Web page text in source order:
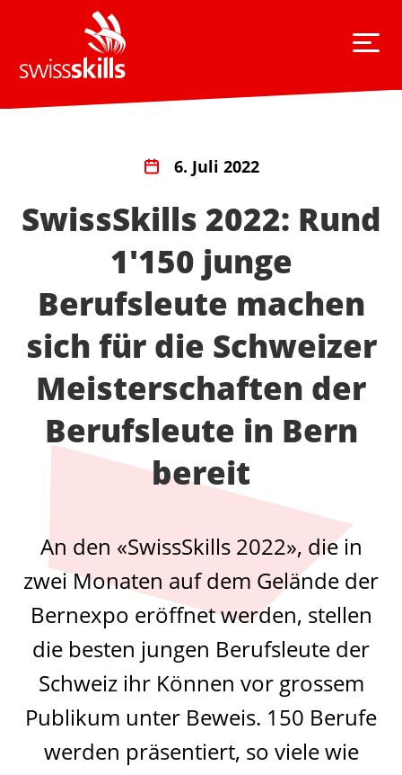
6. Juli 2022
SwissSkills 2022: Rund
1'150 junge
Berufsleute machen
sich für die Schweizer
Meisterschaften der
Berufsleute in Bern
bereit
An den «SwissSkills 2022», die in
zwei Monaten auf dem Gelände der
Bernexpo eröffnet werden, stellen
die besten jungen Berufsleute der
Schweiz ihr Können vor grossem
Publikum unter Beweis. 150 Berufe
werden präsentiert, so viele wie